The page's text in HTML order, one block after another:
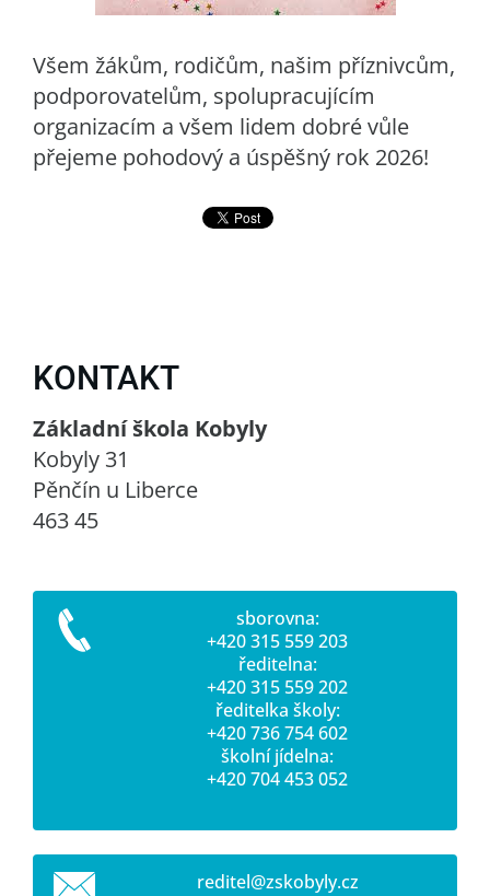
Všem žákům, rodičům, našim příznivcům,
podporovatelům, spolupracujícím
organizacím a všem lidem dobré vůle
přejeme pohodový a úspěšný rok 2026!
KONTAKT
Základní škola Kobyly
Kobyly 31
Pěnčín u Liberce
463 45
sborovna:
+420 315 559 203
ředitelna:
+420 315 559 202
ředitelka školy:
+420 736 754 602
školní jídelna:
+420 704 453 052
reditel@zskobyly.cz